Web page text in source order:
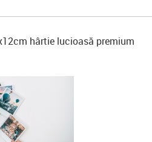
hârtie lucioasă premium